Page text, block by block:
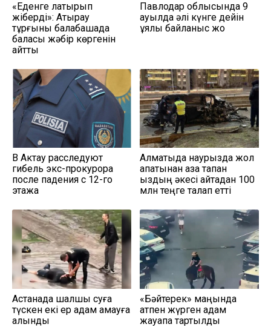
«Еденге лақтырып
жіберді»: Атырау
тұрғыны балабақшада
баласы жәбір көргенін
айтты
Павлодар облысында 9
ауылда әлі күнге дейін
ұялы байланыс жоқ
В Актау расследуют
гибель экс-прокурора
после падения с 12-го
этажа
Алматыда наурызда жол
апатынан қаза тапқан
қыздың әкесі қайтадан 100
млн теңге талап етті
Астанада шалшық суға
түскен екі ер адам қамауға
алынды
«Бәйтерек» маңында
атпен жүрген адам
жауапқа тартылды